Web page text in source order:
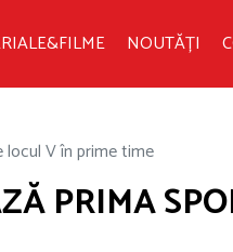
NOUTĂȚI
locul V în prime time
PRIMA